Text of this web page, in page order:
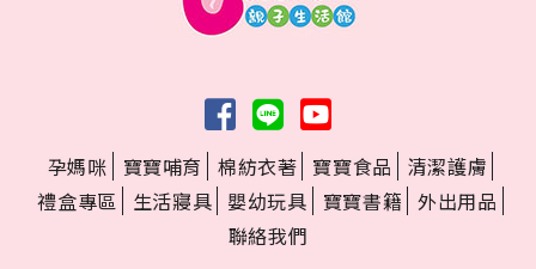
孕媽咪 寶寶哺育 棉紡衣著 寶寶食品
清潔護膚
禮盒專區
生活寢具 嬰幼玩具 寶寶書籍 外出用品
聯絡我們